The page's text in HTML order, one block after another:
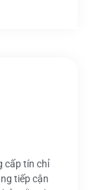
cấp tín chỉ
tiếp cận